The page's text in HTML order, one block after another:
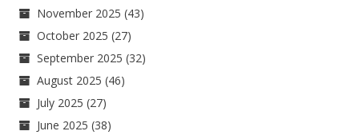
November 2025 (43)
October 2025 (27)
September 2025 (32)
August 2025 (46)
July 2025 (27)
June 2025 (38)